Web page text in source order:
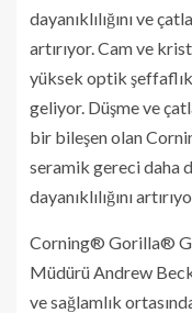
dayanıklılığını ve
artırıyor. Cam ve
yüksek optik
geliyor. Düşme ve
bir bileşen olan
seramik gereci daha
dayanıklılığını
Corning® Gorilla®
Müdürü Andrew
ve sağlamlık